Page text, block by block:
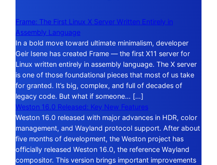
Frame: The First Linux X Server Written Entirely in
Assembly Language
In a bold move toward ultimate minimalism, developer
Geir Isene has created Frame — the first X11 server for
Linux written entirely in assembly language. The X server
is one of those foundational pieces that most of us take
for granted. It’s big, complex, and full of decades of
legacy code. But what if someone… […]
Weston 16.0 Released: Key New Features
Weston 16.0 released with major advances in HDR, color
management, and Wayland protocol support. After about
five months of development, the Weston project has
officially released Weston 16.0, the reference Wayland
compositor. This version brings important improvements